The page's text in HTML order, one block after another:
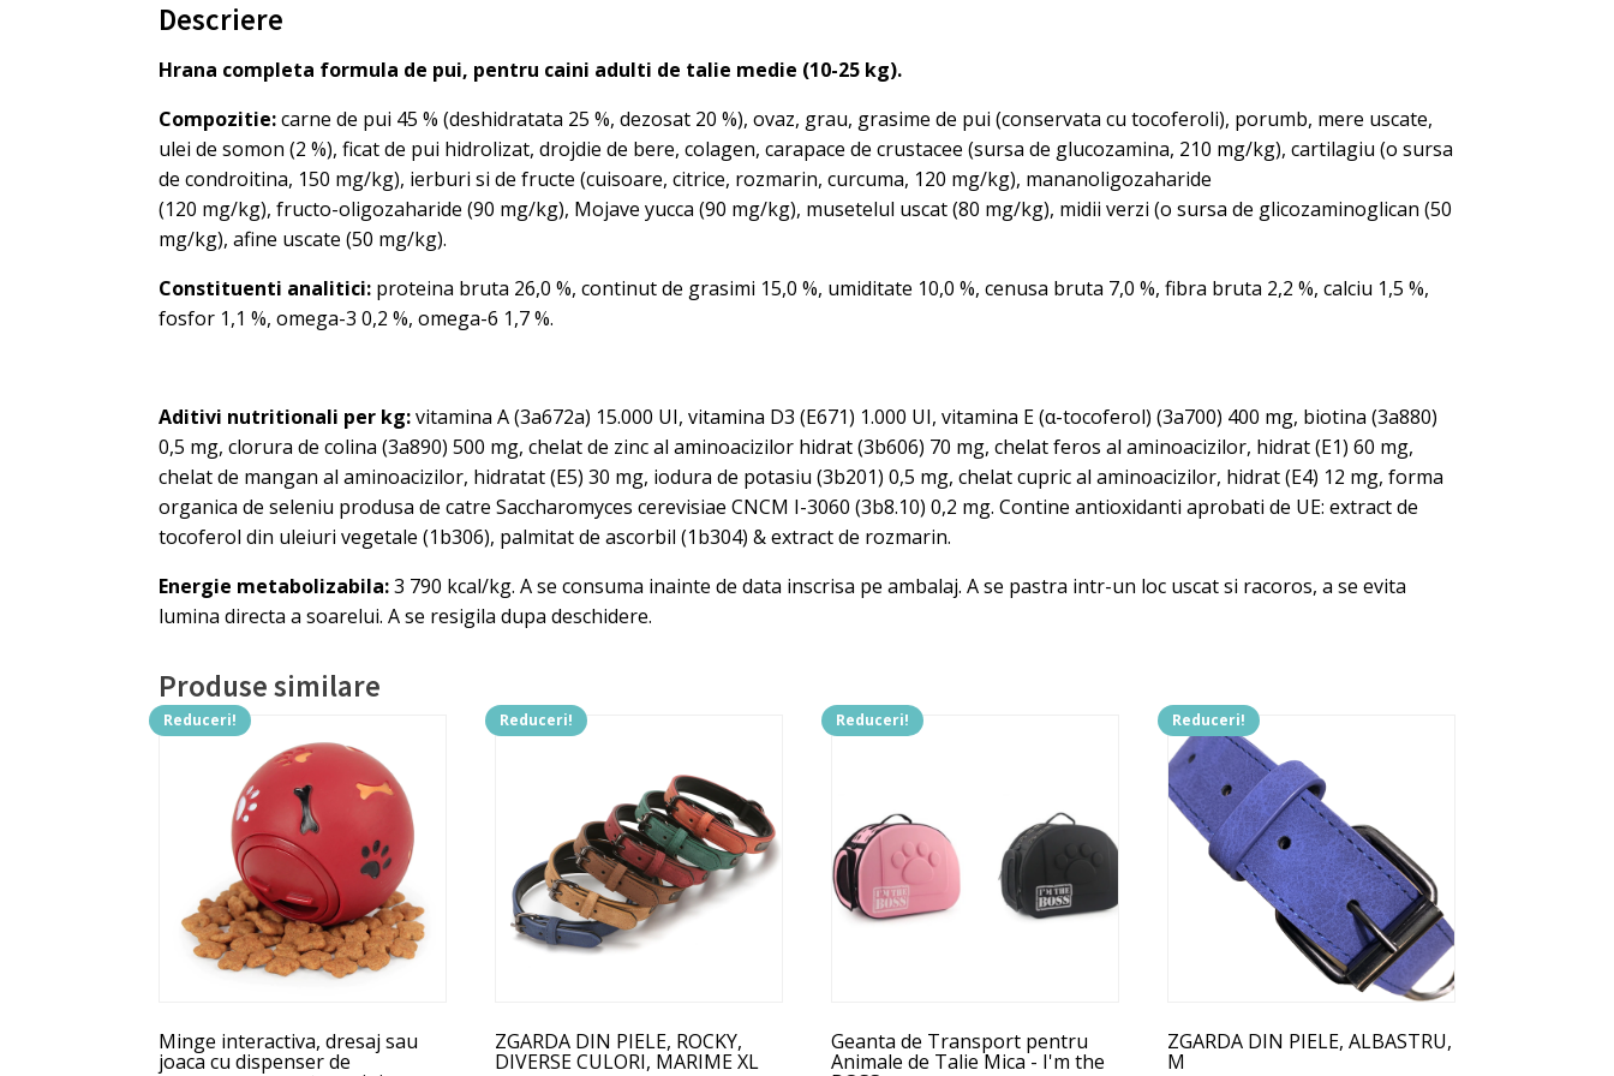
Descriere
Hrana completa formula de pui, pentru caini adulti de talie medie (10-25 kg).
Compozitie:carne de pui 45 % (deshidratata 25 %, dezosat 20 %), ovaz, grau, grasime de pui (conservata cu tocoferoli), porumb, mere uscate,
ulei de somon (2 %), ficat de pui hidrolizat, drojdie de bere, colagen, carapace de crustacee (sursa de glucozamina, 210 mg/kg), cartilagiu (o sursa
de condroitina, 150 mg/kg), ierburi si de fructe (cuisoare, citrice, rozmarin, curcuma, 120 mg/kg), mananoligozaharide
(120 mg/kg), fructo-oligozaharide (90 mg/kg), Mojave yucca (90 mg/kg), musetelul uscat (80 mg/kg), midii verzi (o sursa de glicozaminoglican (50
mg/kg), afine uscate (50 mg/kg).
Constituenti analitici: proteina bruta 26,0 %, continut de grasimi 15,0 %, umiditate 10,0 %, cenusa bruta 7,0 %, fibra bruta 2,2 %, calciu 1,5 %,
fosfor 1,1 %, omega-3 0,2 %, omega-6 1,7 %.
Aditivi nutritionali per kg:vitamina A (3a672a) 15.000 UI, vitamina D3 (E671) 1.000 UI, vitamina E (α-tocoferol) (3a700) 400 mg, biotina (3a880)
0,5 mg, clorura de colina (3a890) 500 mg, chelat de zinc al aminoacizilor hidrat (3b606) 70 mg, chelat feros al aminoacizilor, hidrat (E1) 60 mg,
chelat de mangan al aminoacizilor, hidratat (E5) 30 mg, iodura de potasiu (3b201) 0,5 mg, chelat cupric al aminoacizilor, hidrat (E4) 12 mg, forma
organica de seleniu produsa de catre Saccharomyces cerevisiae CNCM I-3060 (3b8.10) 0,2 mg. Contine antioxidanti aprobati de UE: extract de
tocoferol din uleiuri vegetale (1b306), palmitat de ascorbil (1b304) & extract de rozmarin.
Energie metabolizabila:3 790 kcal/kg. A se consuma inainte de data inscrisa pe ambalaj. A se pastra intr-un loc uscat si racoros, a se evita
lumina directa a soarelui. A se resigila dupa deschidere.
Produse similare
Reduceri!
Minge interactiva, dresaj sau
joaca cu dispenser de
Acest
Opțiunile
pot
în
pagina
Reduceri!
ZGARDA DIN PIELE, ROCKY,
DIVERSE CULORI, MARIME XL
Acest
variații.
Opțiunile
pot
în
pagina
Reduceri!
Geanta de Transport pentru
Animale de Talie Mica - I'm the
Acest
multe
variații.
Opțiunile
în
pagina
Reduceri!
ZGARDA DIN PIELE, ALBASTRU,
M